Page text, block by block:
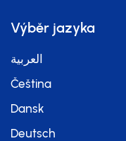
Výběr jazyka
العربية
Čeština
Dansk
Deutsch